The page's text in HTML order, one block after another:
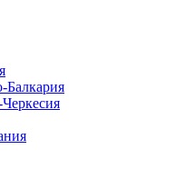
Балкария